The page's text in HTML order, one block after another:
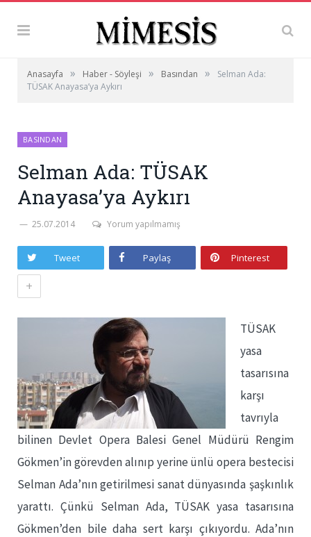
Anasayfa » Haber - Söyleşi » Basından »
Selman Ada:
TÜSAK Anayasa’ya Aykırı
BASINDAN
Selman Ada: TÜSAK
Anayasa’ya Aykırı
25.07.2014 Yorum yapılmamış
Tweet Paylaş Pinterest
+
TÜSAK
yasa
tasarısına
karşı
tavrıyla
bilinen Devlet Opera Balesi Genel Müdürü Rengim
Gökmen’in görevden alınıp yerine ünlü opera bestecisi
Selman Ada’nın getirilmesi sanat dünyasında şaşkınlık
yarattı. Çünkü Selman Ada, TÜSAK yasa tasarısına
Gökmen’den bile daha sert karşı çıkıyordu. Ada’nın